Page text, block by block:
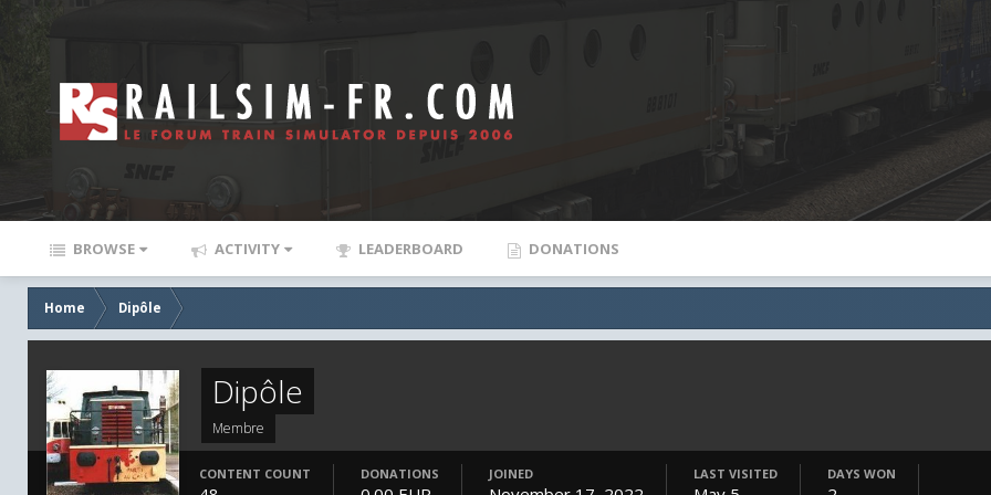
BROWSE ACTIVITY LEADERBOARD DONATIONS
Home Dipôle
Dipôle
Membre
CONTENT COUNT DONATIONS JOINED LAST VISITED DAYS WON